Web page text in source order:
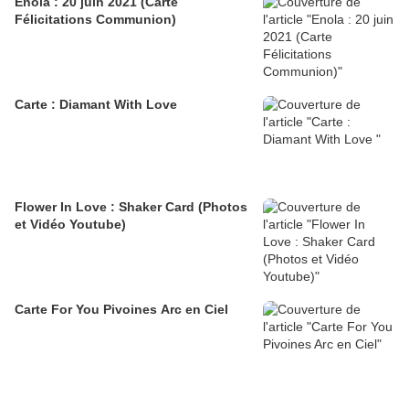
Félicitations Communion)
Carte : Diamant With Love
Flower In Love : Shaker Card (Photos
et Vidéo Youtube)
Carte For You Pivoines Arc en Ciel